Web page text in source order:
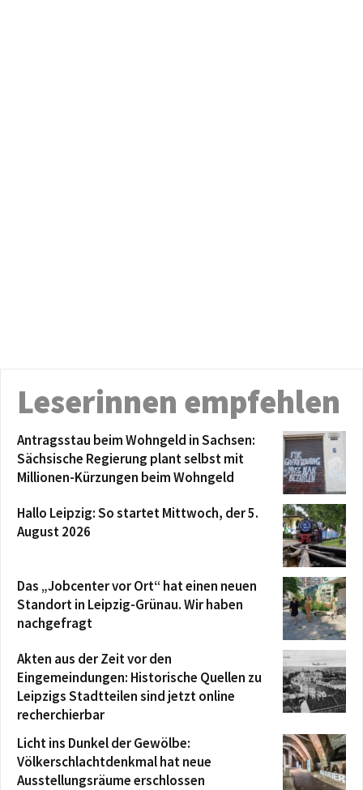
Leserinnen empfehlen
Antragsstau beim Wohngeld in Sachsen:
Sächsische Regierung plant selbst mit
Millionen-Kürzungen beim Wohngeld
Hallo Leipzig: So startet Mittwoch, der 5.
August 2026
Das „Jobcenter vor Ort“ hat einen neuen
Standort in Leipzig-Grünau. Wir haben
nachgefragt
Akten aus der Zeit vor den
Eingemeindungen: Historische Quellen zu
Leipzigs Stadtteilen sind jetzt online
recherchierbar
Licht ins Dunkel der Gewölbe:
Völkerschlachtdenkmal hat neue
Ausstellungsräume erschlossen